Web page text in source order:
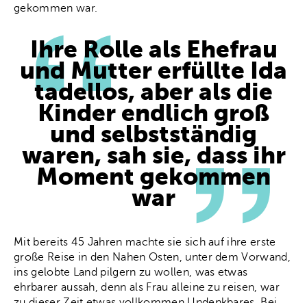
gekommen war.
Ihre Rolle als Ehefrau
und Mutter erfüllte Ida
tadellos, aber als die
Kinder endlich groß
und selbstständig
waren, sah sie, dass ihr
Moment gekommen
war
Mit bereits 45 Jahren machte sie sich auf ihre erste
große Reise in den Nahen Osten, unter dem Vorwand,
ins gelobte Land pilgern zu wollen, was etwas
ehrbarer aussah, denn als Frau alleine zu reisen, war